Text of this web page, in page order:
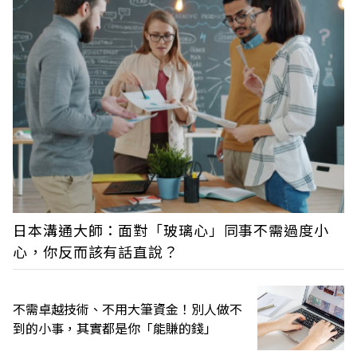
日本溝通大師：面對「玻璃心」同事不需過度小
心，你反而該有話直說？
不需卓越技術、不用大筆資金！別人做不
到的小事，其實都是你「能賺的錢」